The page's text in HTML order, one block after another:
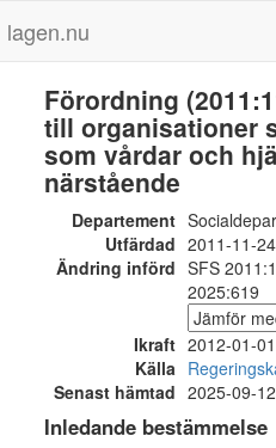
lagen.nu
Förordning
till organisationer
som vårdar och
närstående
Departement
Utfärdad 2011-11-24
Ändring införd SFS
2025:619
Ikraft 2012-01-01
Källa
Senast hämtad 2025-09-12
Inledande bestämmelse